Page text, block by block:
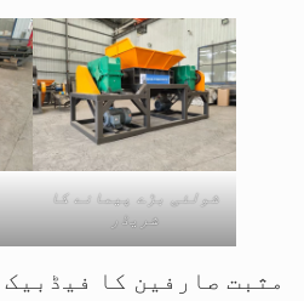
شولئی بڑے پیمانے کا
شریڈر
مثبت صارفین کا فیڈبیک